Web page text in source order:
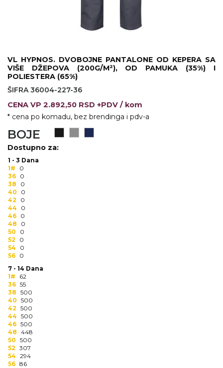
STRETCH TOPS
SUBLIMACIJA
CRICKET UPALJAČI
ŠIBICA
JAKNE I PRSLUCI
HYGIENIC KOLEKCIJA
OKOVRATNE ID TRAKICE
PRIBOR ZA PISANJE
NARUKVICE ZA ŽURKE I
DOGAĐAJE
ID PLOČICA
TERMOSI
BOCE
TEHNOLOGIJA
KANCELARIJA
KUĆNI SETOVI
VL HYPNOS. DVOBOJNE PANTALONE OD KEPERA SA
VIŠE DŽEPOVA (200G/M²), OD PAMUKA (35%) I
POLIESTERA (65%)
ŠIFRA 36004-227-36
CENA VP 2.892,50 RSD +PDV / kom
* cena po komadu, bez brendinga i pdv-a
BOJE
Dostupno za:
1 - 3 Dana
1#
0
36 0
38
0
40
0
42
0
44
0
46 0
48
0
50
0
52
0
54
0
56 0
7 - 14 Dana
1#
62
36 55
38 500
40 500
42 500
44 500
46 500
48 448
50 500
52 307
54 294
56 86